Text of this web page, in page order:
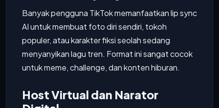
Banyak pengguna TikTok memanfaatkan lip sync
AI untuk membuat foto diri sendiri, tokoh
populer, atau karakter fiksi seolah sedang
menyanyikan lagu tren. Format ini sangat cocok
untuk meme, challenge, dan konten hiburan.
Host Virtual dan Narator